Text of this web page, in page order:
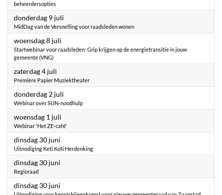
beheerdersopties
donderdag 9 juli
MidDag van de Versnelling voor raadsleden wonen
woensdag 8 juli
Startwebinar voor raadsleden: Grip krijgen op de energietransitie in jouw
gemeente (VNG)
zaterdag 4 juli
Première Papier Muziektheater
donderdag 2 juli
Webinar over SUN-noodhulp
woensdag 1 juli
Webinar 'Het ZE-café'
dinsdag 30 juni
Uitnodiging Keti Koti Herdenking
dinsdag 30 juni
Regioraad
dinsdag 30 juni